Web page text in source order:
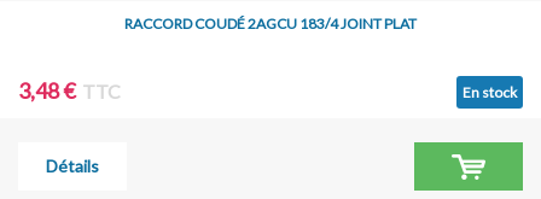
RACCORD COUDÉ 2AGCU 183/4 JOINT PLAT
3,48 € TTC En stock
Détails